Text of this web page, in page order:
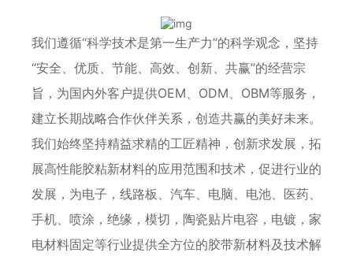
我们遵循“科学技术是第一生产力”的科学观念，坚持
“安全、优质、节能、高效、创新、共赢”的经营宗
旨，为国内外客户提供OEM、ODM、OBM等服务，
建立长期战略合作伙伴关系，创造共赢的美好未来。
我们始终坚持精益求精的工匠精神，创新求发展，拓
展高性能胶粘新材料的应用范围和技术，促进行业的
发展，为电子，线路板、汽车、电脑、电池、医药、
手机、喷涂，绝缘，模切，陶瓷贴片电容，电镀，家
电材料固定等行业提供全方位的胶带新材料及技术解